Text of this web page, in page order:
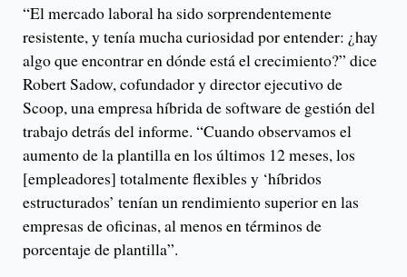
“El mercado laboral ha sido sorprendentemente
resistente, y tenía mucha curiosidad por entender: ¿hay
algo que encontrar en dónde está el crecimiento?” dice
Robert Sadow, cofundador y director ejecutivo de
Scoop, una empresa híbrida de software de gestión del
trabajo detrás del informe. “Cuando observamos el
aumento de la plantilla en los últimos 12 meses, los
[empleadores] totalmente flexibles y ‘híbridos
estructurados’ tenían un rendimiento superior en las
empresas de oficinas, al menos en términos de
porcentaje de plantilla”.